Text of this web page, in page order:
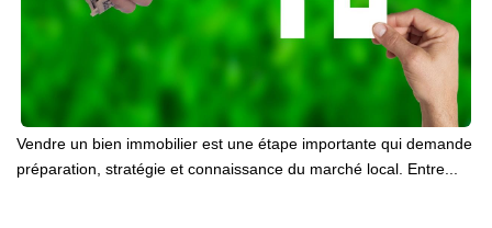
Vendre un bien immobilier est une étape importante qui demande
préparation, stratégie et connaissance du marché local. Entre...